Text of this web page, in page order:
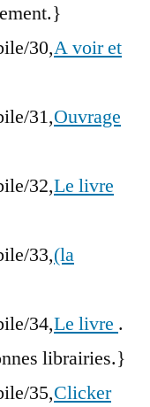
30,A voir et
31,Ouvrage
32,Le livre
33,(la
34,Le livre .
librairies.}
35,Clicker